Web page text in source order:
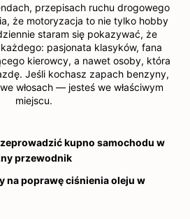
przepisach ruchu drogowego
że motoryzacja to nie tylko hobby
staram się pokazywać, że
pasjonata klasyków, fana
kierowcy, a nawet osoby, która
Jeśli kochasz zapach benzyny,
włosach — jesteś we właściwym
miejscu.
kupno samochodu w
przewodnik
na poprawę ciśnienia oleju w